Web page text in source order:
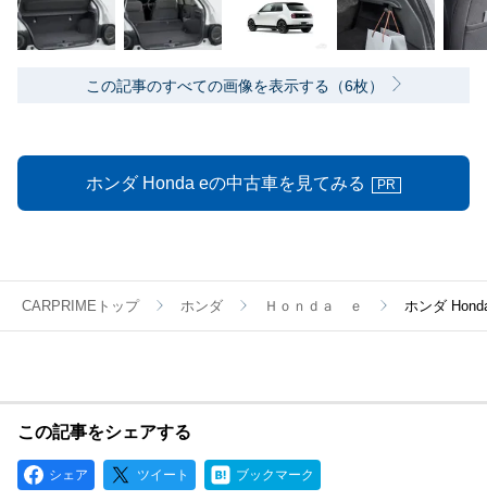
この記事のすべての画像を表示する（6枚）
ホンダ Honda eの中古車を見てみる PR
CARPRIMEトップ ホンダ Ｈｏｎｄａ ｅ ホンダ
この記事をシェアする
シェア ツイート ブックマーク